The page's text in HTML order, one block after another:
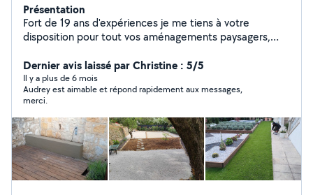
Présentation
Fort de 19 ans d'expériences je me tiens à votre
disposition pour tout vos aménagements paysagers,
élagage, abattage, entretien.... Agrée au crédit d'impôt.
Nous pouvons convenir d'un rendez-vous et voir
ensemble vos envies (devis gratuit).
Dernier avis laissé par Christine : 5/5
Il y a plus de 6 mois
Audrey est aimable et répond rapidement aux messages,
merci.